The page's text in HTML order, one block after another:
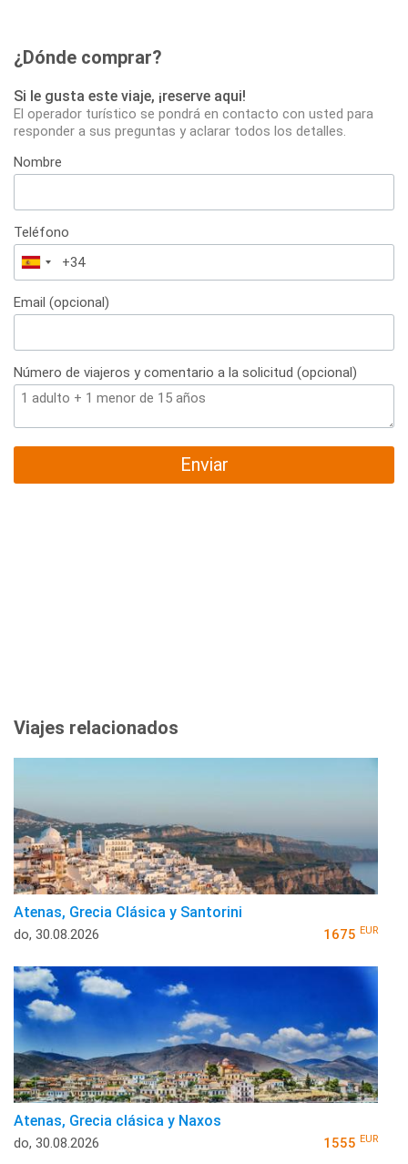
¿Dónde comprar?
Si le gusta este viaje, ¡reserve aqui!
El operador turístico se pondrá en contacto con usted para
responder a sus preguntas y aclarar todos los detalles.
Nombre
Teléfono
España
+34
Email (opcional)
Número de viajeros y comentario a la solicitud (opcional)
Enviar
Viajes relacionados
Atenas, Grecia Clásica y Santorini
do, 30.08.2026 1675 EUR
Atenas, Grecia clásica y Naxos
do, 30.08.2026 1555 EUR